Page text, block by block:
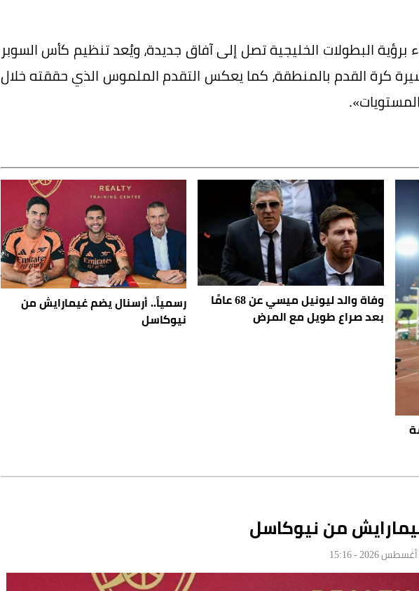
البطولات الخليجية تصل إلى آفاق جديدة، ويُعد تنظيم كأس السوبر
كرة القدم بالمنطقة، كما يعكس التقدم الملموس الذي حققته خلال
وفاة والد ليونيل ميسي عن 68 عامًا
بعد صراع طويل مع المرض
رسمياً.. أرسنال يضم غيمارايش من
نيوكاسل
من نيوكاسل